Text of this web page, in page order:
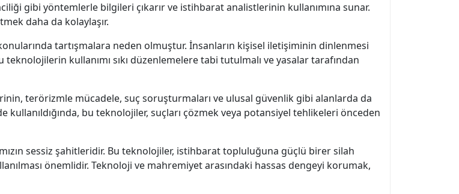
gibi yöntemlerle bilgileri çıkarır ve istihbarat analistlerinin kullanımına sunar.
daha da kolaylaşır.
tartışmalara neden olmuştur. İnsanların kişisel iletişiminin dinlenmesi
kullanımı sıkı düzenlemelere tabi tutulmalı ve yasalar tarafından
terörizmle mücadele, suç soruşturmaları ve ulusal güvenlik gibi alanlarda da
bu teknolojiler, suçları çözmek veya potansiyel tehlikeleri önceden
sessiz şahitleridir. Bu teknolojiler, istihbarat topluluğuna güçlü birer silah
önemlidir. Teknoloji ve mahremiyet arasındaki hassas dengeyi korumak,